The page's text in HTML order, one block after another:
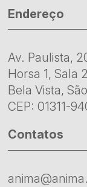
Endereço
Av. Paulista,
Horsa 1, Sala
Bela Vista,
CEP: 01311-
Contatos